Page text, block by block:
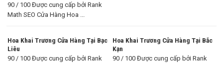
90 / 100 Được cung cấp bởi Rank
Math SEO Cửa Hàng Hoa ...
Hoa Khai Trương Cửa Hàng Tại Bạc
Liêu
90 / 100 Được cung cấp bởi Rank
Hoa Khai Trương Cửa Hàng Tại Bắc
Kạn
90 / 100 Được cung cấp bởi Rank